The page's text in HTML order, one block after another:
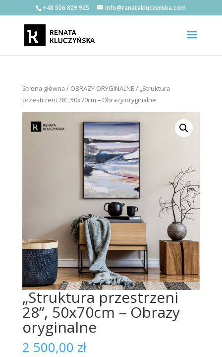
+48 506 809 925 info@renatakluczynska.com
Strona główna / OBRAZY ORYGINALNE / „Struktura
przestrzeni 28”, 50x70cm – Obrazy oryginalne
„Struktura przestrzeni
28”, 50x70cm – Obrazy
oryginalne
2 500,00 zł